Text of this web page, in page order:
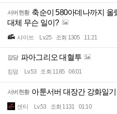
서버현황 축순이 580아데나까지
대체 무슨 일이?
샤이쓰 Lv.25 조회 1305 11:21
잡담 파아그리오 대혈투
킹덤 Lv.53 조회 1185 06:01
서버현황 아툰서버 대장간 강화일
센티 Lv.53 조회 1131 01:10